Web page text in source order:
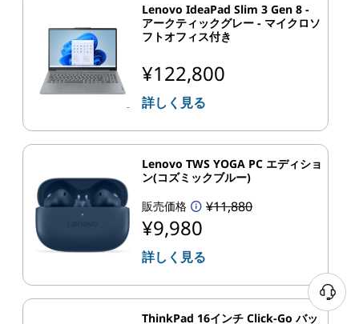
Lenovo IdeaPad Slim 3 Gen 8 -
アークティックグレー - マイクロソ
フトオフィス付き
¥122,800
詳しく見る
Lenovo TWS YOGA PC エディショ
ン(コズミックブルー)
販売価格
¥11,880
¥9,980
詳しく見る
ThinkPad 16インチ Click-Go バッ